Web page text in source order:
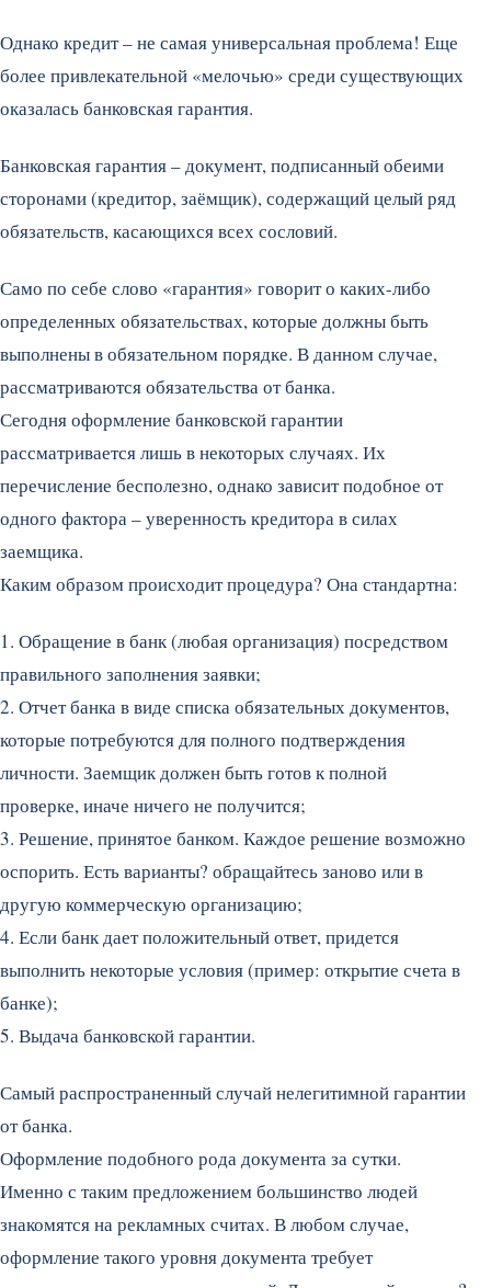
Однако кредит – не самая универсальная проблема! Еще
более привлекательной «мелочью» среди существующих
оказалась банковская гарантия.
Банковская гарантия – документ, подписанный обеими
сторонами (кредитор, заёмщик), содержащий целый ряд
обязательств, касающихся всех сословий.
Само по себе слово «гарантия» говорит о каких-либо
определенных обязательствах, которые должны быть
выполнены в обязательном порядке. В данном случае,
рассматриваются обязательства от банка.
Сегодня оформление банковской гарантии
рассматривается лишь в некоторых случаях. Их
перечисление бесполезно, однако зависит подобное от
одного фактора – уверенность кредитора в силах
заемщика.
Каким образом происходит процедура? Она стандартна:
1. Обращение в банк (любая организация) посредством
правильного заполнения заявки;
2. Отчет банка в виде списка обязательных документов,
которые потребуются для полного подтверждения
личности. Заемщик должен быть готов к полной
проверке, иначе ничего не получится;
3. Решение, принятое банком. Каждое решение возможно
оспорить. Есть варианты? обращайтесь заново или в
другую коммерческую организацию;
4. Если банк дает положительный ответ, придется
выполнить некоторые условия (пример: открытие счета в
банке);
5. Выдача банковской гарантии.
Самый распространенный случай нелегитимной гарантии
от банка.
Оформление подобного рода документа за сутки.
Именно с таким предложением большинство людей
знакомятся на рекламных считах. В любом случае,
оформление такого уровня документа требует